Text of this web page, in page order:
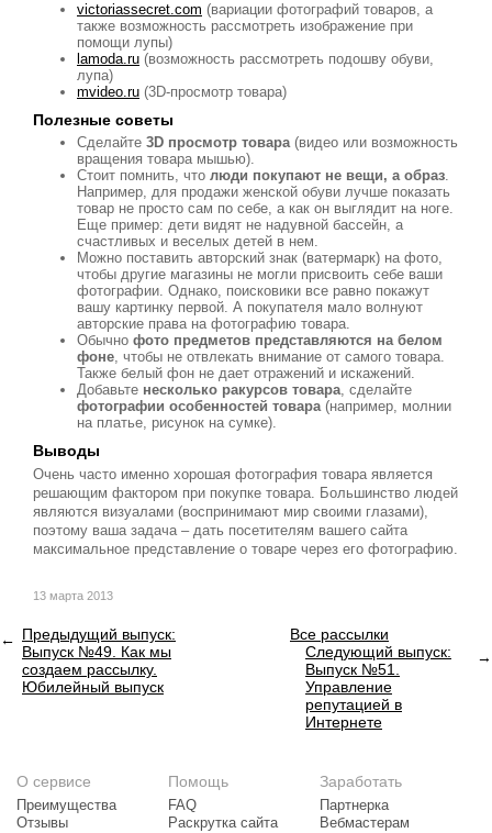
victoriassecret.com (вариации фотографий товаров, а
также возможность рассмотреть изображение при
помощи лупы)
lamoda.ru (возможность рассмотреть подошву обуви,
лупа)
mvideo.ru (3D-просмотр товара)
Полезные советы
Сделайте 3D просмотр товара(видео или возможность
вращения товара мышью).
Стоит помнить, что люди покупают не вещи, а образ.
Например, для продажи женской обуви лучше показать
товар не просто сам по себе, а как он выглядит на ноге.
Еще пример: дети видят не надувной бассейн, а
счастливых и веселых детей в нем.
Можно поставить авторский знак (ватермарк) на фото,
чтобы другие магазины не могли присвоить себе ваши
фотографии. Однако, поисковики все равно покажут
вашу картинку первой. А покупателя мало волнуют
авторские права на фотографию товара.
Обычно фото предметов представляются на белом
фоне, чтобы не отвлекать внимание от самого товара.
Также белый фон не дает отражений и искажений.
Добавьте несколько ракурсов товара, сделайте
фотографии особенностей товара(например, молнии
на платье, рисунок на сумке).
Выводы
Очень часто именно хорошая фотография товара является
решающим фактором при покупке товара. Большинство людей
являются визуалами (воспринимают мир своими глазами),
поэтому ваша задача – дать посетителям вашего сайта
максимальное представление о товаре через его фотографию.
13 марта 2013
Предыдущий выпуск:
Выпуск №49. Как мы
создаем рассылку.
Юбилейный выпуск
Все рассылки
Следующий выпуск:
Выпуск №51.
Управление
репутацией в
Интернете
О сервисе
Преимущества
Отзывы
Помощь
FAQ
Раскрутка сайта
Заработать
Партнерка
Вебмастерам